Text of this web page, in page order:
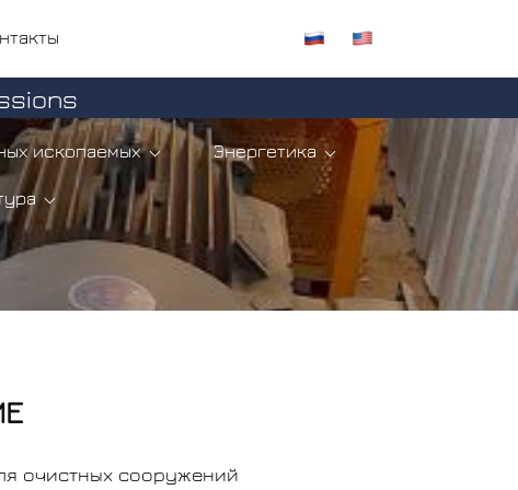
ископаемых Энергетика
очистных сооружений